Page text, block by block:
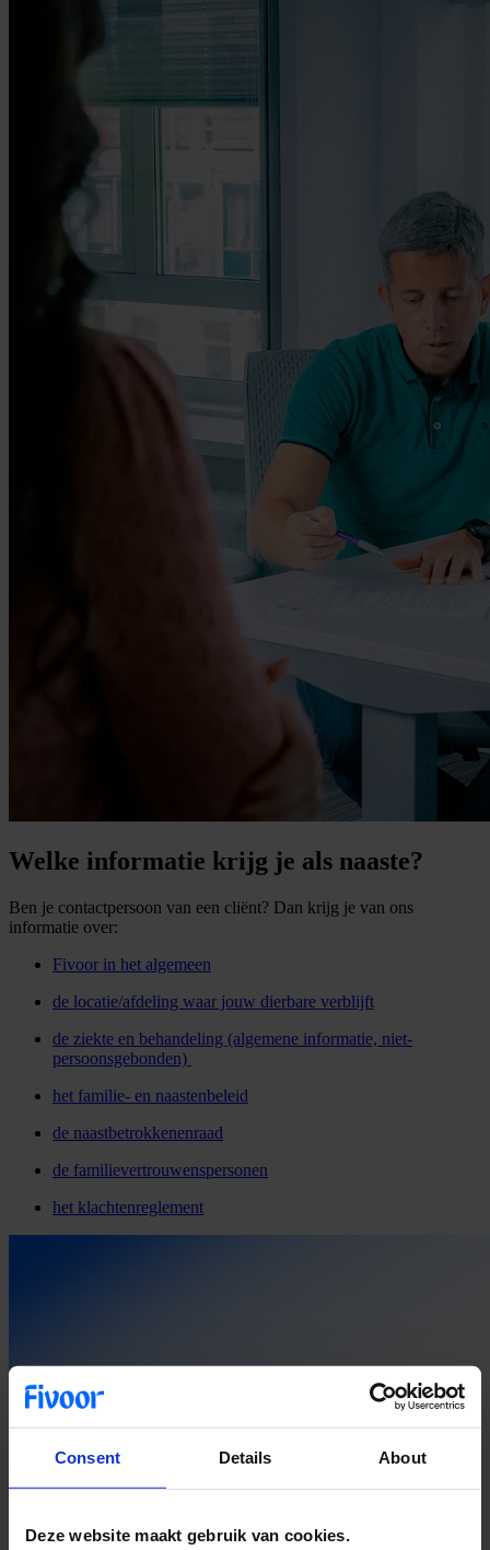
Consent Details About
Deze website maakt gebruik van cookies.
Welke informatie krijg je als naaste?
Ben je contactpersoon van een cliënt? Dan krijg je van ons
informatie over:
Fivoor in het algemeen
de locatie/afdeling waar jouw dierbare verblijft
de ziekte en behandeling (algemene informatie, niet-
persoonsgebonden)
het familie- en naastenbeleid
de naastbetrokkenenraad
de familievertrouwenspersonen
het klachtenreglement